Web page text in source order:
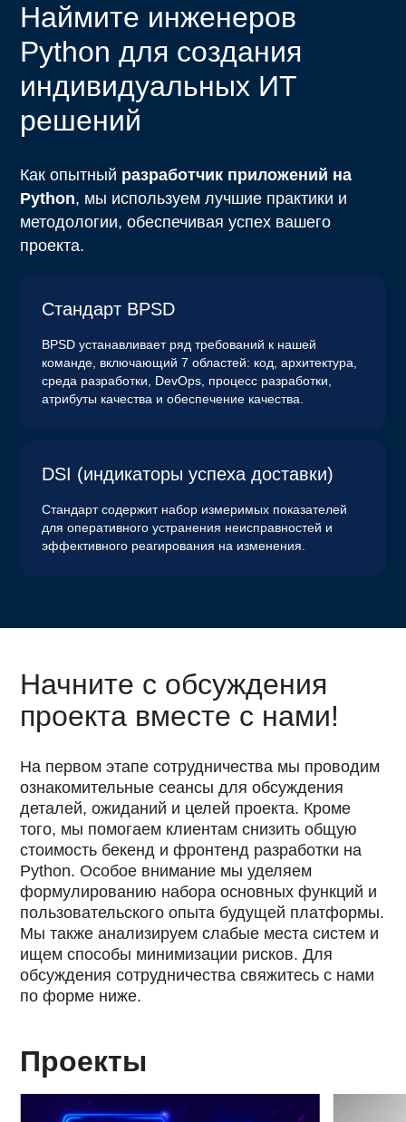
Наймите инженеров
Python для создания
индивидуальных ИТ
решений
Как опытный разработчик приложений на
Python, мы используем лучшие практики и
методологии, обеспечивая успех вашего
проекта.
Стандарт BPSD
BPSD устанавливает ряд требований к нашей
команде, включающий 7 областей: код, архитектура,
среда разработки, DevOps, процесс разработки,
атрибуты качества и обеспечение качества.
DSI (индикаторы успеха доставки)
Стандарт содержит набор измеримых показателей
для оперативного устранения неисправностей и
эффективного реагирования на изменения.
Начните с обсуждения
проекта вместе с нами!
На первом этапе сотрудничества мы проводим
ознакомительные сеансы для обсуждения
деталей, ожиданий и целей проекта. Кроме
того, мы помогаем клиентам снизить общую
стоимость бекенд и фронтенд разработки на
Python. Особое внимание мы уделяем
формулированию набора основных функций и
пользовательского опыта будущей платформы.
Мы также анализируем слабые места систем и
ищем способы минимизации рисков. Для
обсуждения сотрудничества свяжитесь с нами
по форме ниже.
Проекты